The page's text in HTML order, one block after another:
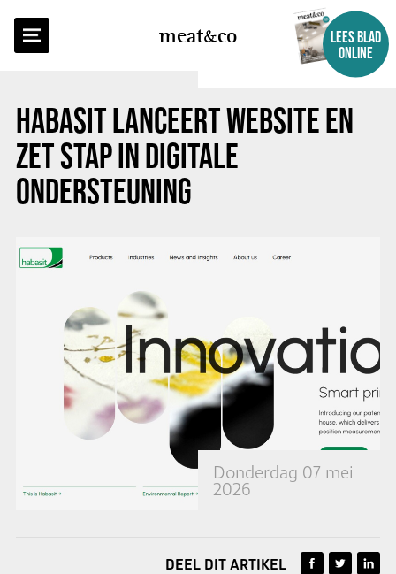
meatco
LEES BLAD
ONLINE
HABASIT LANCEERT WEBSITE EN
ZET STAP IN DIGITALE
ONDERSTEUNING
Donderdag 07 mei
2026
TERUG NAAR OVERZICHT
DEEL DIT ARTIKEL